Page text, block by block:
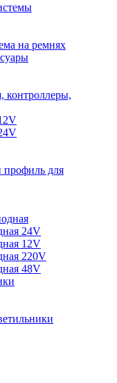
на ремнях
контроллеры,
для
24V
12V
220V
48V